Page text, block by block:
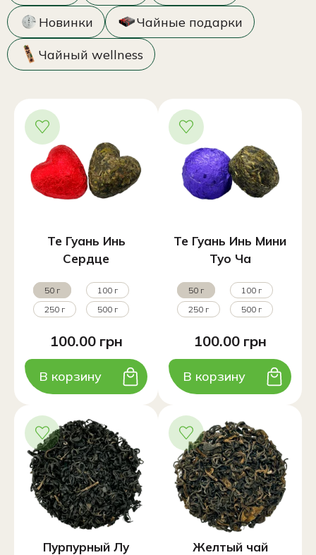
Новинки
Чайные подарки
Чайный wellness
Те Гуань Инь
Сердце
50 г
100 г
250 г
500 г
100.00 грн
В корзину
Те Гуань Инь Мини
Туо Ча
50 г
100 г
250 г
500 г
100.00 грн
В корзину
Пурпурный Лу Желтый чай